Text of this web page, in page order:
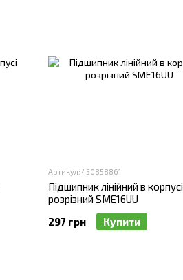
Артикул: 450858861
Підшипник лінійний в корпусі
розрізний SME16UU
297 грн
Купити